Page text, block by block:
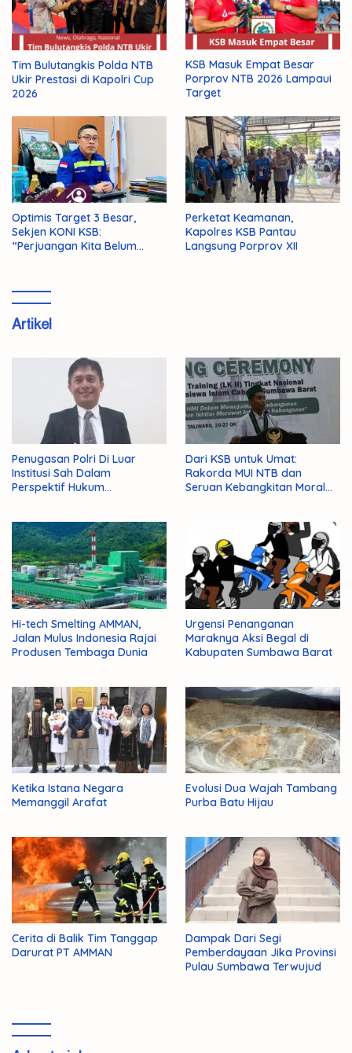
Tim Bulutangkis Polda NTB
Ukir Prestasi di Kapolri Cup
2026
KSB Masuk Empat Besar
Porprov NTB 2026 Lampaui
Target
Optimis Target 3 Besar,
Sekjen KONI KSB:
“Perjuangan Kita Belum
Perketat Keamanan,
Kapolres KSB Pantau
Langsung Porprov XII
Artikel
Penugasan Polri Di Luar
Institusi Sah Dalam
Perspektif Hukum
Dari KSB untuk Umat:
Rakorda MUI NTB dan
Seruan Kebangkitan Moral
Hi-tech Smelting AMMAN,
Jalan Mulus Indonesia Rajai
Produsen Tembaga Dunia
Urgensi Penanganan
Maraknya Aksi Begal di
Kabupaten Sumbawa Barat
Ketika Istana Negara
Memanggil Arafat
Evolusi Dua Wajah Tambang
Purba Batu Hijau
Cerita di Balik Tim Tanggap
Darurat PT AMMAN
Dampak Dari Segi
Pemberdayaan Jika Provinsi
Pulau Sumbawa Terwujud